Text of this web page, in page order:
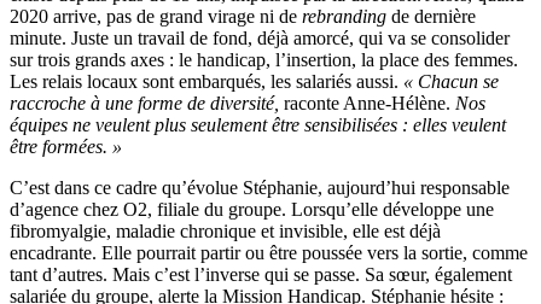
2020 arrive, pas de grand virage ni de rebranding de dernière
minute. Juste un travail de fond, déjà amorcé, qui va se consolider
sur trois grands axes : le handicap, l’insertion, la place des femmes.
Les relais locaux sont embarqués, les salariés aussi. « Chacun se
raccroche à une forme de diversité, raconte Anne-Hélène. Nos
équipes ne veulent plus seulement être sensibilisées : elles veulent
être formées. »
C’est dans ce cadre qu’évolue Stéphanie, aujourd’hui responsable
d’agence chez O2, filiale du groupe. Lorsqu’elle développe une
fibromyalgie, maladie chronique et invisible, elle est déjà
encadrante. Elle pourrait partir ou être poussée vers la sortie, comme
tant d’autres. Mais c’est l’inverse qui se passe. Sa sœur, également
salariée du groupe, alerte la Mission Handicap. Stéphanie hésite :